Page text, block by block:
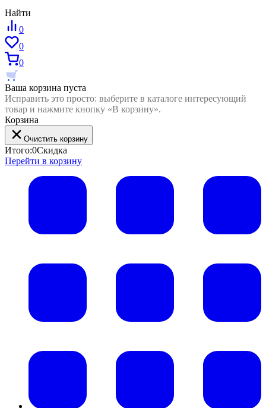
Найти
0
0
0
Ваша корзина пуста
Исправить это просто: выберите в каталоге интересующий
товар и нажмите кнопку «В корзину».
Корзина
Очистить корзину
Итого:0Скидка
Перейти в корзину